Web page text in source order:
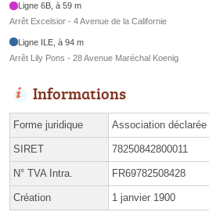
Ligne 6B, à 59 m
Arrêt Excelsior - 4 Avenue de la Californie
Ligne ILE, à 94 m
Arrêt Lily Pons - 28 Avenue Maréchal Koenig
Informations
Forme juridique Association déclarée
SIRET 78250842800011
N° TVA Intra. FR69782508428
Création 1 janvier 1900